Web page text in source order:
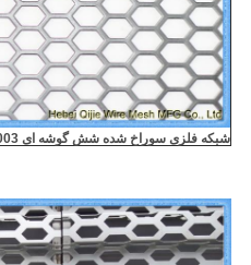
شبکه فلزی سوراخ شده شش گوشه ای a-0003